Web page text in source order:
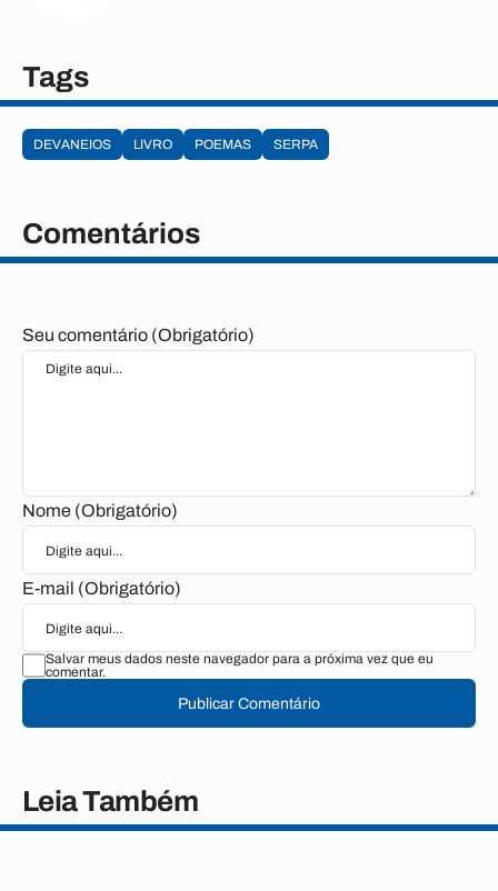
Tags
DEVANEIOS LIVRO POEMAS SERPA
Comentários
Seu comentário (Obrigatório)
Nome (Obrigatório)
E-mail (Obrigatório)
Salvar meus dados neste navegador para a próxima vez que eu
comentar.
Publicar Comentário
Leia Também